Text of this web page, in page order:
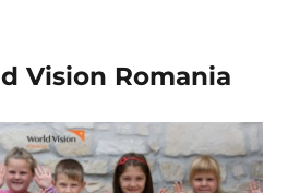
Vision Romania